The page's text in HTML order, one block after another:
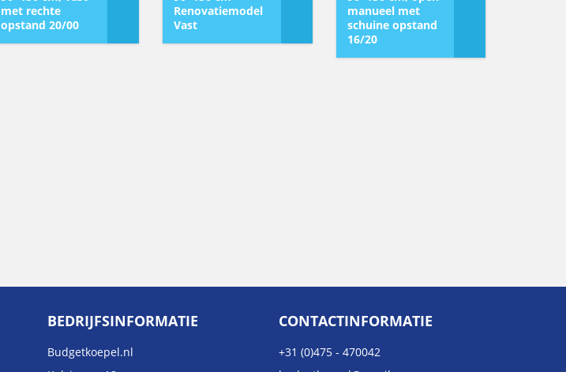
met rechte
opstand 20/00
Renovatiemodel
Vast
manueel met
schuine opstand
16/20
BEDRIJFSINFORMATIE
Budgetkoepel.nl
CONTACTINFORMATIE
+31 (0)475 - 470042